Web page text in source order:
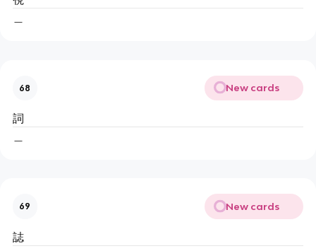
68 New cards
詞
69 New cards
誌